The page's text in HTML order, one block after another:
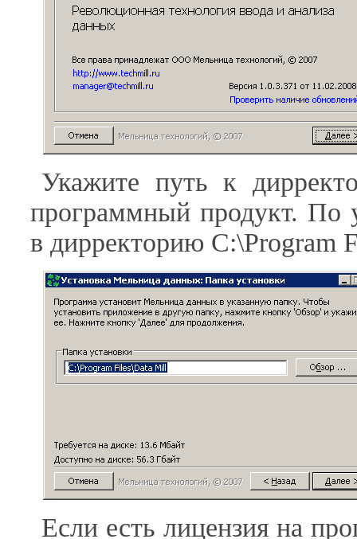
Укажите путь к
программный продукт. По
в дирректорию C:\Program
Если есть лицензия на